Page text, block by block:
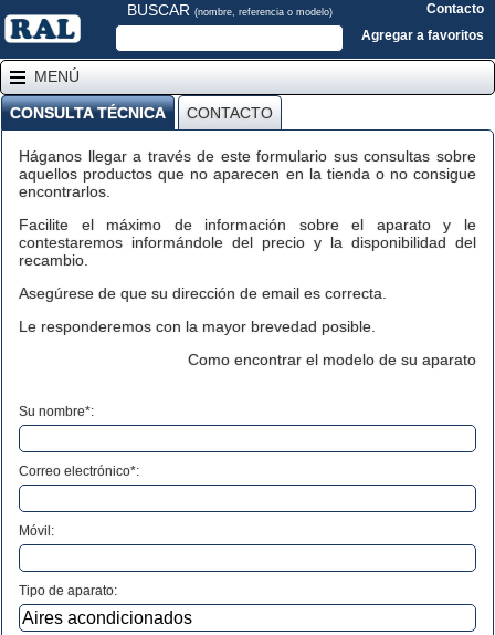
BUSCAR (nombre, referencia o modelo)
Contacto
Agregar a favoritos
MENÚ
CONSULTA TÉCNICA CONTACTO
Háganos llegar a través de este formulario sus consultas sobre
aquellos productos que no aparecen en la tienda o no consigue
encontrarlos.
Facilite el máximo de información sobre el aparato y le
contestaremos informándole del precio y la disponibilidad del
recambio.
Asegúrese de que su dirección de email es correcta.
Le responderemos con la mayor brevedad posible.
Como encontrar el modelo de su aparato
Su nombre*:
Correo electrónico*:
Móvil:
Tipo de aparato: